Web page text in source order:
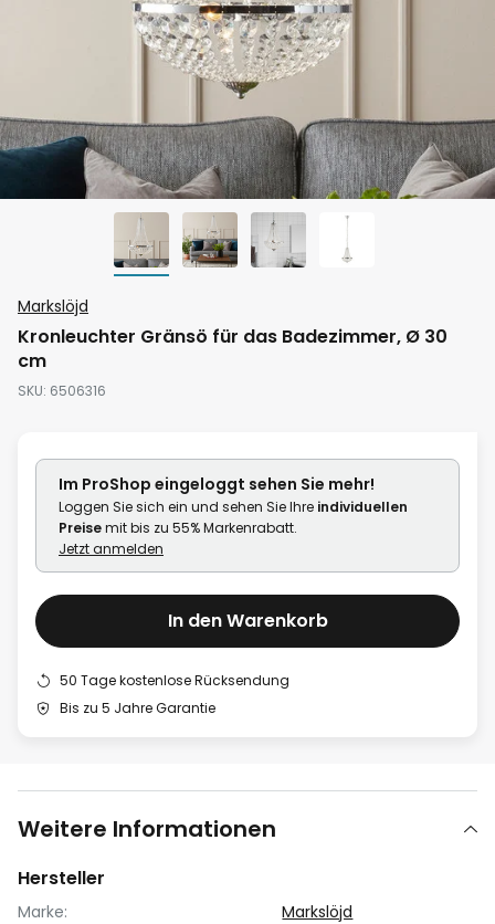
Anfang
der
springen
Markslöjd
Kronleuchter Gränsö für das Badezimmer, Ø 30
cm
SKU 6506316
Im ProShop eingeloggt sehen Sie mehr!
Loggen Sie sich ein und sehen Sie Ihre individuellen
Preisemit bis zu 55% Markenrabatt.
Jetzt anmelden
In den Warenkorb
50 Tage kostenlose Rücksendung
Bis zu 5 Jahre Garantie
Weitere Informationen
Hersteller
Marke:
Markslöjd